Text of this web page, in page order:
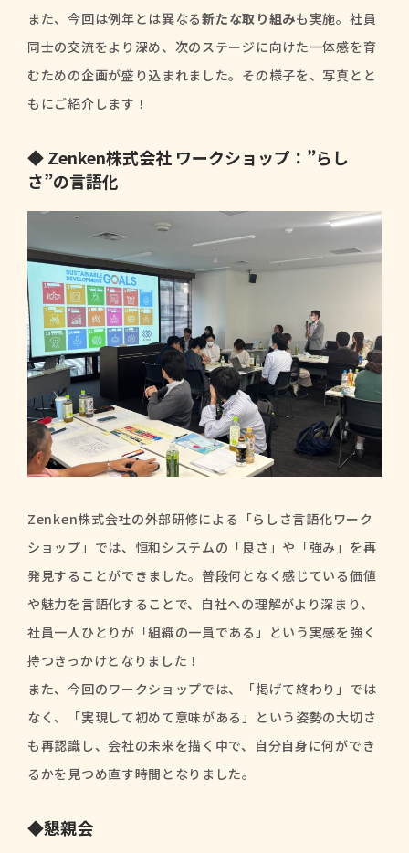
また、今回は例年とは異なる新たな取り組みも実施。社員
同士の交流をより深め、次のステージに向けた一体感を育
むための企画が盛り込まれました。その様子を、写真とと
もにご紹介します！
◆ Zenken株式会社 ワークショップ：”らし
さ”の言語化
Zenken株式会社の外部研修による「らしさ言語化ワーク
ショップ」では、恒和システムの「良さ」や「強み」を再
発見することができました。普段何となく感じている価値
や魅力を言語化することで、自社への理解がより深まり、
社員一人ひとりが「組織の一員である」という実感を強く
持つきっかけとなりました！
また、今回のワークショップでは、「掲げて終わり」では
なく、「実現して初めて意味がある」という姿勢の大切さ
も再認識し、会社の未来を描く中で、自分自身に何ができ
るかを見つめ直す時間となりました。
◆懇親会